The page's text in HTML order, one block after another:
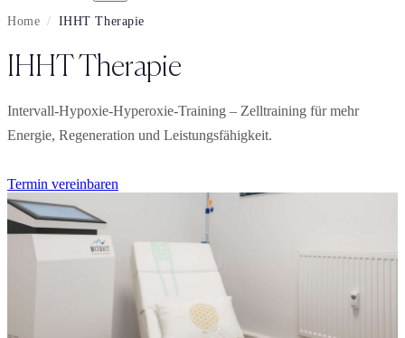
Home / IHHT Therapie
IHHT Therapie
Intervall-Hypoxie-Hyperoxie-Training – Zelltraining für mehr
Energie, Regeneration und Leistungsfähigkeit.
Termin vereinbaren